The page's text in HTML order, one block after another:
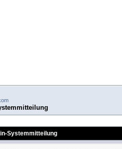
Systemmitteilung